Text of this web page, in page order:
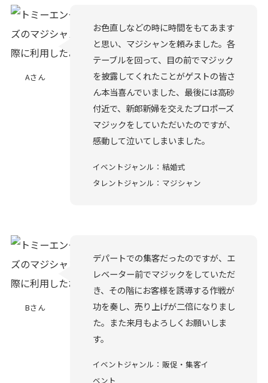
Aさん
お色直しなどの時に時間をもてあます
と思い、マジシャンを頼みました。各
テーブルを回って、目の前でマジック
を披露してくれたことがゲストの皆さ
ん本当喜んでいました、最後には高砂
付近で、新郎新婦を交えたプロポーズ
マジックをしていただいたのですが、
感動して泣いてしまいました。
イベントジャンル：結婚式
タレントジャンル：マジシャン
Bさん
デパートでの集客だったのですが、エ
レベーター前でマジックをしていただ
き、その階にお客様を誘導する作戦が
功を奏し、売り上げが二倍になりまし
た。また来月もよろしくお願いしま
す。
イベントジャンル：販促・集客イ
ベント